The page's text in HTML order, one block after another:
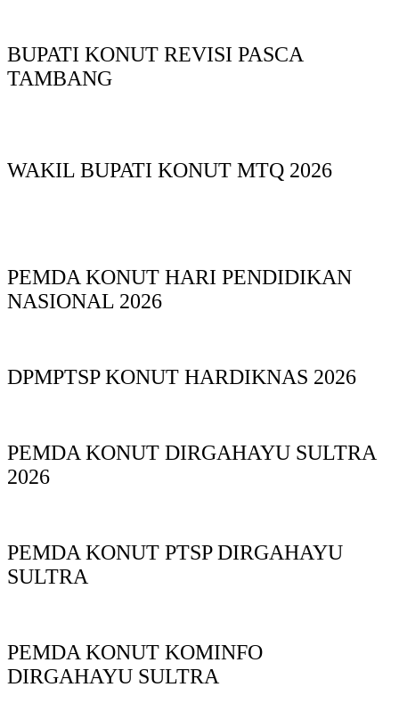
BUPATI KONUT REVISI PASCA
TAMBANG
WAKIL BUPATI KONUT MTQ 2026
PEMDA KONUT HARI PENDIDIKAN
NASIONAL 2026
DPMPTSP KONUT HARDIKNAS 2026
PEMDA KONUT DIRGAHAYU SULTRA
2026
PEMDA KONUT PTSP DIRGAHAYU
SULTRA
PEMDA KONUT KOMINFO
DIRGAHAYU SULTRA